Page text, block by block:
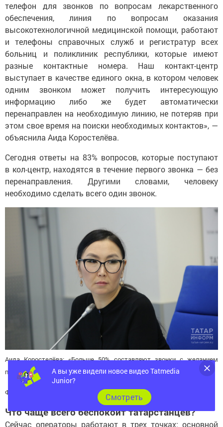
телефон для звонков по вопросам лекарственного
обеспечения, линия по вопросам оказания
высокотехнологичной медицинской помощи, работают
и телефоны справочных служб и регистратур всех
больниц и поликлиник республики, которые имеют
разные контактные номера. Наш контакт-центр
выступает в качестве единого окна, в котором человек
одним звонком может получить интересующую
информацию либо же будет автоматически
перенаправлен на необходимую линию, не потеряв при
этом свое время на поиски необходимых контактов», —
объяснила Аида Коростелёва.
Сегодня ответы на 83% вопросов, которые поступают
в кол-центр, находятся в течение первого звонка — без
перенаправления. Другими словами, человеку
необходимо сделать всего один звонок.
Аида Коростелёва: «Больше 50% составляют звонки с желанием
получить справочную информацию»
Фото: © Султан Исхаков / «Татар-информ»
Что чаще всего беспокоит татарстанцев?
Сейчас операторы работают в трех точках: основной
А вы уже видели новое видео Tatmedia
Junior?
Cмотреть